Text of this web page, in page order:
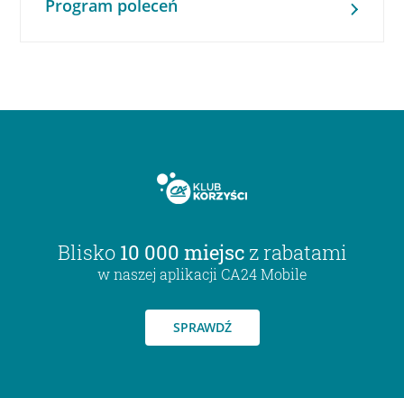
Program poleceń
Blisko 10 000 miejsc z rabatami
w naszej aplikacji CA24 Mobile
SPRAWDŹ